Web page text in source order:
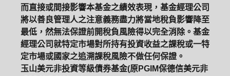
而直接或間接影響本基金之績效表現，基金經理公司
將以善良管理人之注意義務盡力將當地稅負影響降至
最低，然無法保證前開稅負風險得以完全消除。基金
經理公司就特定市場對所持有投資收益之課稅或一特
定市場或國家之追溯課稅風險不做任何保證。
玉山美元非投資等級債券基金(原PGIM保德信美元非